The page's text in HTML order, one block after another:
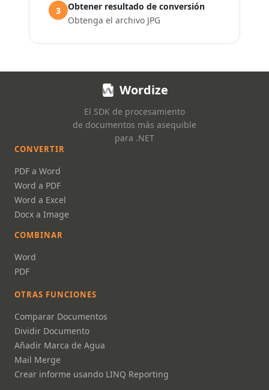
3
Obtener resultado de conversión
Obtenga el archivo JPG
Wordize
El SDK de procesamiento
de documentos más asequible
para .NET
CONVERTIR
PDF a Word
Word a PDF
Word a Excel
Docx a Image
COMBINAR
Word
PDF
OTRAS FUNCIONES
Comparar Documentos
Dividir Documento
Añadir Marca de Agua
Mail Merge
Crear informe usando LINQ Reporting